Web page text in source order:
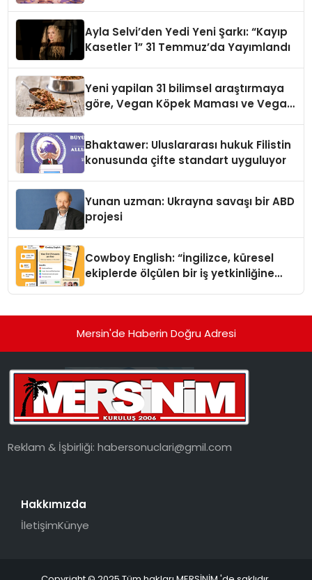
Ayla Selvi’den Yedi Yeni Şarkı: “Kayıp
Kasetler 1” 31 Temmuz’da Yayımlandı
Yeni yapilan 31 bilimsel araştırmaya
göre, Vegan Köpek Maması ve Vegan
Bhaktawer: Uluslararası hukuk Filistin
konusunda çifte standart uyguluyor
Yunan uzman: Ukrayna savaşı bir ABD
projesi
Cowboy English: “İngilizce, küresel
ekiplerde ölçülen bir iş yetkinliğine
Mersin'de Haberin Doğru Adresi
Reklam & İşbirliği:habersonuclari@gmil.com
Hakkımızda
İletişimKünye